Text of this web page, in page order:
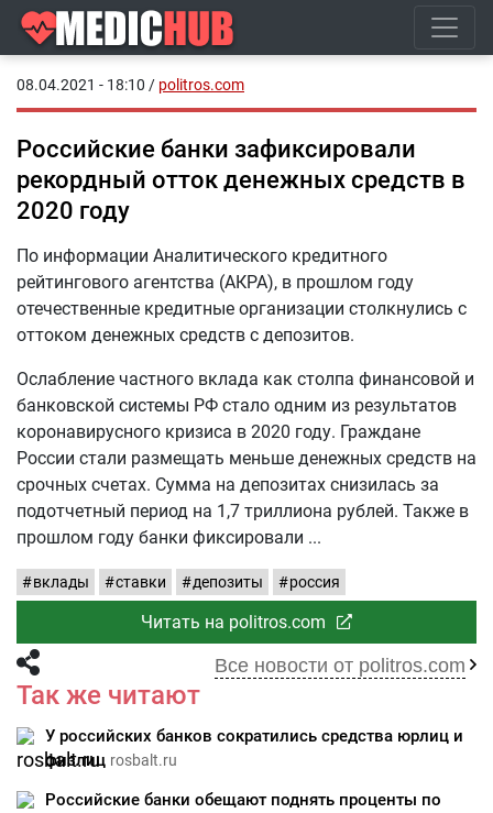
08.04.2021 - 18:10 / politros.com
Российские банки зафиксировали
рекордный отток денежных средств в
2020 году
По информации Аналитического кредитного
рейтингового агентства (АКРА), в прошлом году
отечественные кредитные организации столкнулись с
оттоком денежных средств с депозитов.
Ослабление частного вклада как столпа финансовой и
банковской системы РФ стало одним из результатов
коронавирусного кризиса в 2020 году. Граждане
России стали размещать меньше денежных средств на
срочных счетах. Сумма на депозитах снизилась за
подотчетный период на 1,7 триллиона рублей. Также в
прошлом году банки фиксировали
вклады ставки депозиты россия
Читать на politros.com
Все новости от politros.com
Так же читают
У российских банков сократились средства юрлиц и
физлиц rosbalt.ru
Российские банки обещают поднять проценты по